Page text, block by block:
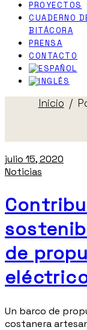
PROYECTOS
CUADERNO
BITÁCORA
PRENSA
CONTACTO
Inicio
julio 15, 2020
Noticias
de
Un barco de
costanera